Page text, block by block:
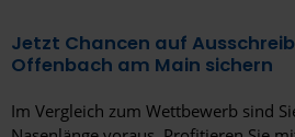
Jetzt Chancen auf
Offenbach am Main sichern
Im Vergleich zum Wettbewerb sind